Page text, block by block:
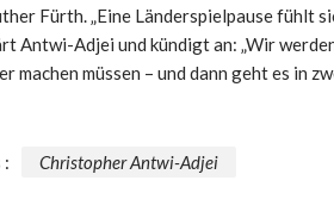
Fürth. „Eine Länderspielpause fühlt
Antwi-Adjei und kündigt an: „Wir
machen müssen – und dann geht es in
: Christopher Antwi-Adjei